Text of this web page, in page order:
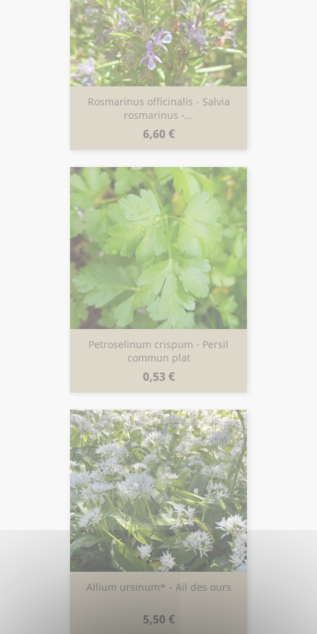
Rosmarinus officinalis - Salvia
rosmarinus -...
Prix
6,60 €
Petroselinum crispum - Persil
commun plat
Prix
0,53 €
Allium ursinum* - Ail des ours
Prix
5,50 €